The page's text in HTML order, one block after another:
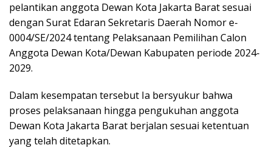
pelantikan anggota Dewan Kota Jakarta Barat sesuai
dengan Surat Edaran Sekretaris Daerah Nomor e-
0004/SE/2024 tentang Pelaksanaan Pemilihan Calon
Anggota Dewan Kota/Dewan Kabupaten periode 2024-
2029.
Dalam kesempatan tersebut Ia bersyukur bahwa
proses pelaksanaan hingga pengukuhan anggota
Dewan Kota Jakarta Barat berjalan sesuai ketentuan
yang telah ditetapkan.